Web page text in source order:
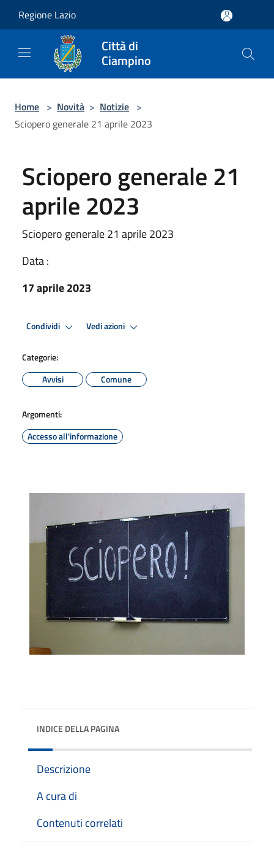
Regione Lazio
Città di
Ciampino
Home > Novità > Notizie >
Sciopero generale 21 aprile 2023
Sciopero generale 21
aprile 2023
Sciopero generale 21 aprile 2023
Data :
17 aprile 2023
Condividi Vedi azioni
Categorie:
Avvisi
Comune
Argomenti:
Accesso all'informazione
INDICE DELLA PAGINA
Descrizione
A cura di
Contenuti correlati